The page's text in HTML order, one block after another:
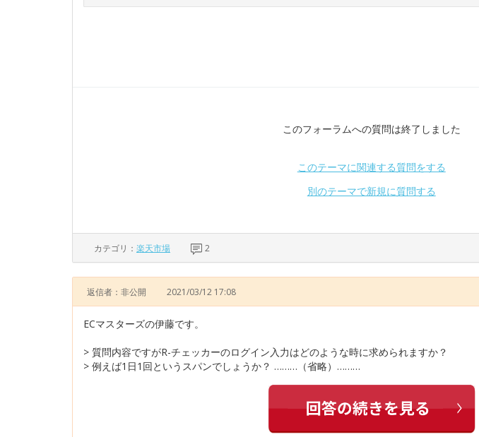
このフォーラムへの質問は終了しました
このテーマに関連する質問をする
別のテーマで新規に質問する
カテゴリ： 楽天市場 2
返信者：非公開 2021/03/12 17:08
ECマスターズの伊藤です。
> 質問内容ですがR-チェッカーのログイン入力はどのような時に求められますか？
> 例えば1日1回というスパンでしょうか？ ………（省略）………